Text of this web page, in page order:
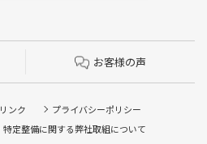
お客様の声
リンク
プライバシーポリシー
特定整備に関する弊社取組について